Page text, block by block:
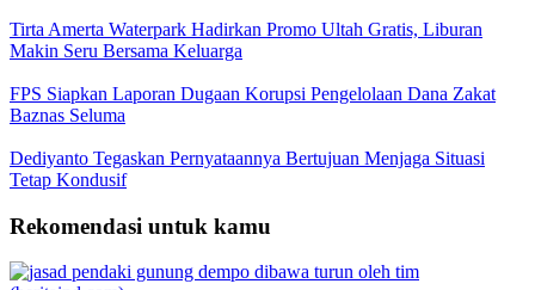
Tirta Amerta Waterpark Hadirkan Promo Ultah Gratis, Liburan
Makin Seru Bersama Keluarga
FPS Siapkan Laporan Dugaan Korupsi Pengelolaan Dana Zakat
Baznas Seluma
Dediyanto Tegaskan Pernyataannya Bertujuan Menjaga Situasi
Tetap Kondusif
Rekomendasi untuk kamu